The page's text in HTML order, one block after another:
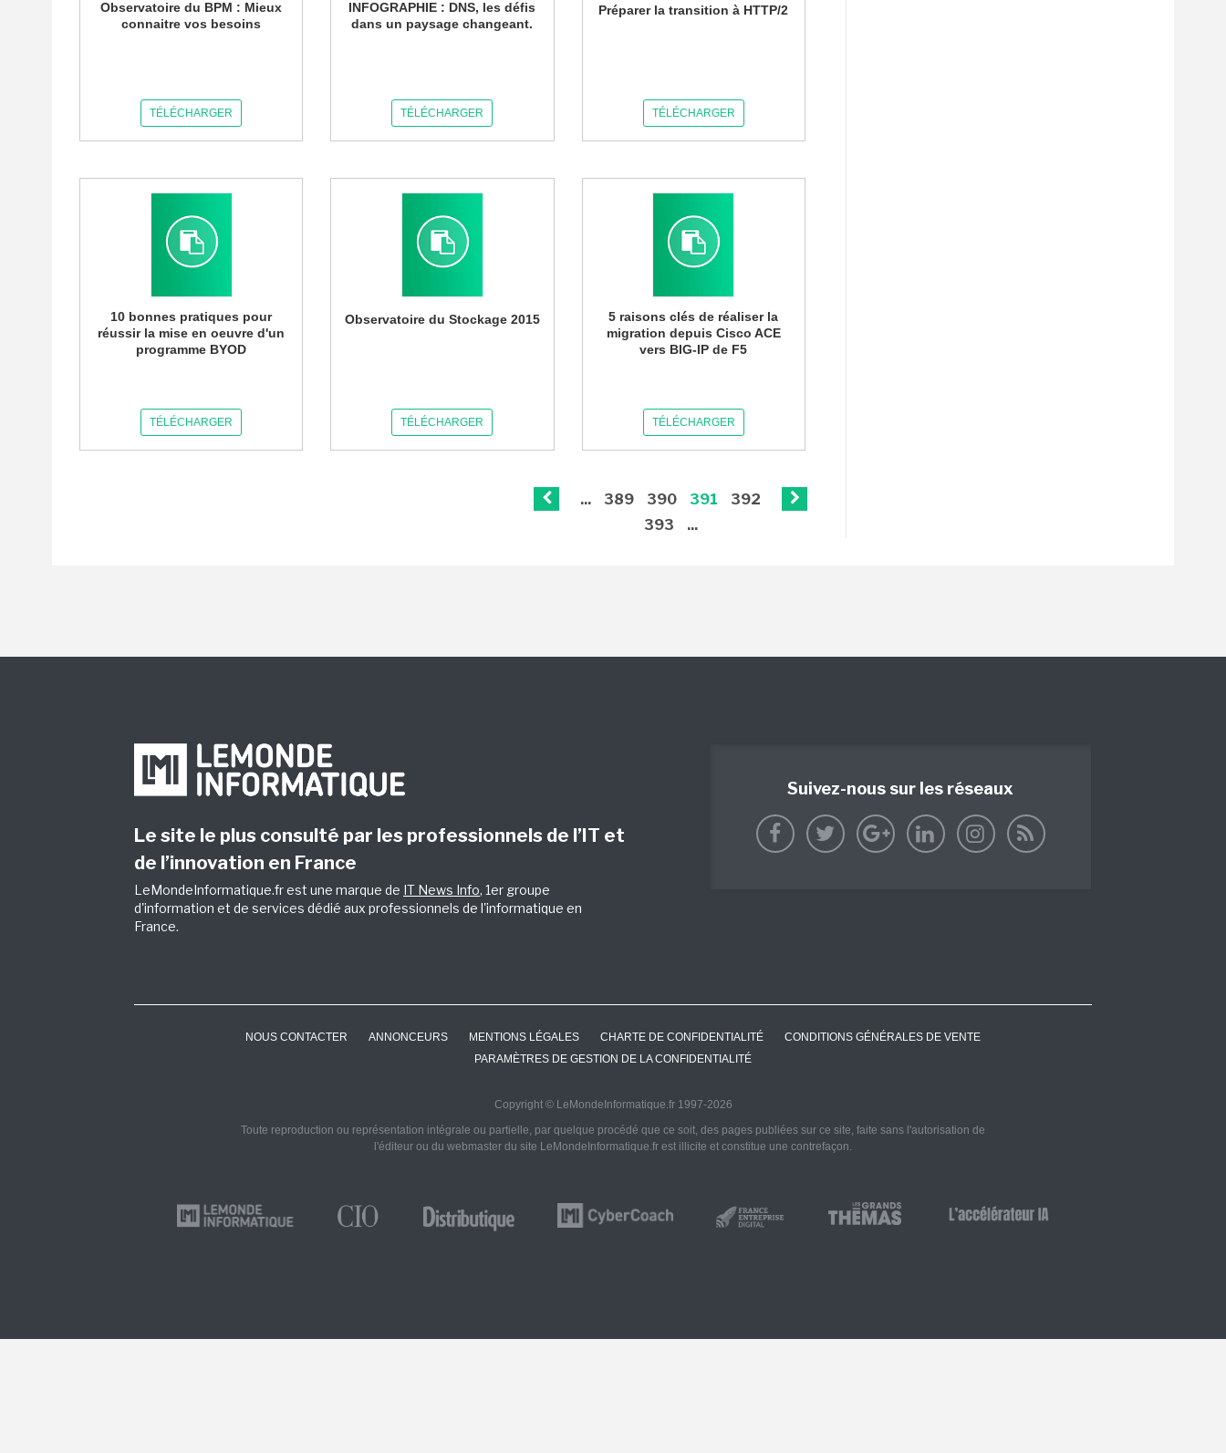
Observatoire du BPM : Mieux
connaitre vos besoins
TÉLÉCHARGER
INFOGRAPHIE : DNS, les défis
dans un paysage changeant.
TÉLÉCHARGER
Préparer la transition à HTTP/2
TÉLÉCHARGER
10 bonnes pratiques pour
réussir la mise en oeuvre d'un
programme BYOD
TÉLÉCHARGER
Observatoire du Stockage 2015
TÉLÉCHARGER
5 raisons clés de réaliser la
migration depuis Cisco ACE
vers BIG-IP de F5
TÉLÉCHARGER
... 389 390 391
392
393
...
Le site le plus consulté par les professionnels de l’IT et
de l’innovation en France
LeMondeInformatique.fr est une marque de IT News Info, 1er groupe
d'information et de services dédié aux professionnels de l'informatique en
France.
Suivez-nous sur les réseaux
NOUS CONTACTER ANNONCEURS MENTIONS LÉGALES CHARTE DE CONFIDENTIALITÉ
CONDITIONS GÉNÉRALES DE VENTE
PARAMÈTRES DE GESTION DE LA CONFIDENTIALITÉ
Copyright © LeMondeInformatique.fr 1997-2026
Toute reproduction ou représentation intégrale ou partielle, par quelque procédé que ce soit, des pages publiées sur ce site, faite sans l'autorisation de
l'éditeur ou du webmaster du site LeMondeInformatique.fr est illicite et constitue une contrefaçon.